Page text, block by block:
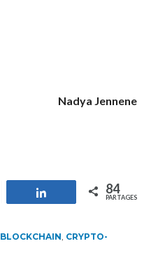
Nadya Jennene
Partagez 84
PARTAGES
BLOCKCHAIN, CRYPTO-